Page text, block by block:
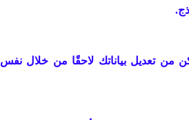
من تعديل بياناتك لاحقًا من خلال نفس